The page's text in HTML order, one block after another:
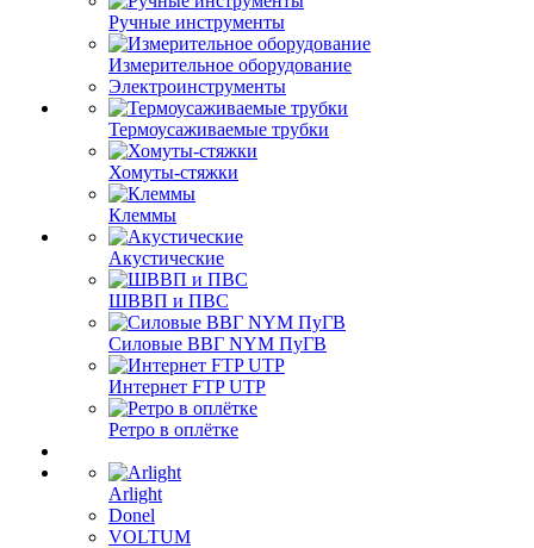
Ручные инструменты
Измерительное оборудование
Электроинструменты
Термоусаживаемые трубки
Хомуты-стяжки
Клеммы
Акустические
ШВВП и ПВС
Силовые ВВГ NYM ПуГВ
Интернет FTP UTP
Ретро в оплётке
Arlight
Donel
VOLTUM